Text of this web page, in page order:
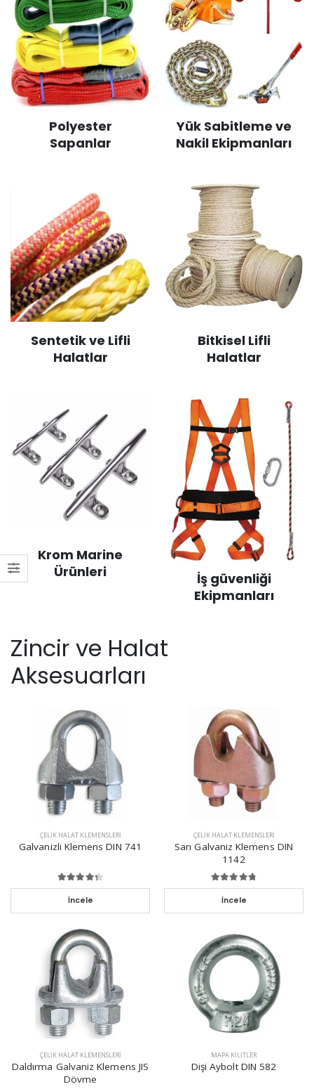
Polyester
Sapanlar
Yük Sabitleme ve
Nakil Ekipmanları
Sentetik ve Lifli
Halatlar
Bitkisel Lifli
Halatlar
Krom Marine
Ürünleri
İş güvenliği
Ekipmanları
Zincir ve Halat
Aksesuarları
ÇELIK HALAT KLEMENSLERI
Galvanizli Klemens DIN 741
İncele
ÇELIK HALAT KLEMENSLERI
Sarı Galvaniz Klemens DIN
1142
İncele
ÇELIK HALAT KLEMENSLERI
Daldırma Galvaniz Klemens JIS
Dövme
MAPA KILITLER
Dişi Aybolt DIN 582